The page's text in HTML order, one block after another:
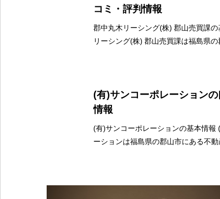
コミ・評判情報
郡中丸木リーシング(株) 郡山売買課
リーシング(株) 郡山売買課は福島県の
(有)サンコーポレーション
情報
(有)サンコーポレーションの基本情報
ーションは福島県の郡山市にある不